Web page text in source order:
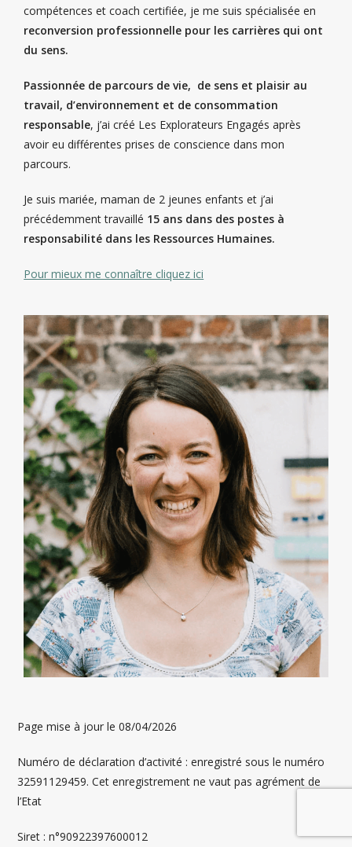
compétences et coach certifiée, je me suis spécialisée en
reconversion professionnelle pour les carrières qui ont
du sens.
Passionnée de parcours de vie, de sens et plaisir au
travail, d’environnement et de consommation
responsable, j’ai créé Les Explorateurs Engagés après
avoir eu différentes prises de conscience dans mon
parcours.
Je suis mariée, maman de 2 jeunes enfants et j’ai
précédemment travaillé 15 ans dans des postes à
responsabilité dans les Ressources Humaines.
Pour mieux me connaître cliquez ici
Page mise à jour le 08/04/2026
Numéro de déclaration d’activité : enregistré sous le numéro
32591129459. Cet enregistrement ne vaut pas agrément de
l’Etat
Siret : n°90922397600012